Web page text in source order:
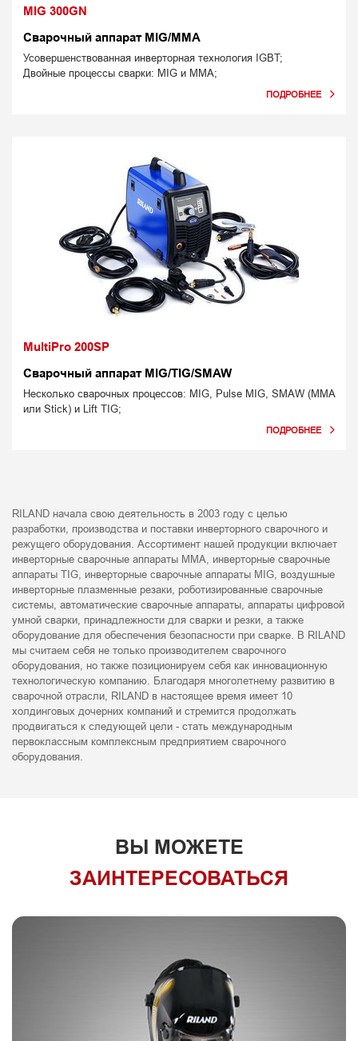
MIG 300GN
Сварочный аппарат MIG/MMA
Усовершенствованная инверторная технология IGBT;
Двойные процессы сварки: MIG и MMA;
MultiPro 200SP
Сварочный аппарат MIG/TIG/SMAW
Несколько сварочных процессов: MIG, Pulse MIG, SMAW (MMA
или Stick) и Lift TIG;
RILAND начала свою деятельность в 2003 году с целью
разработки, производства и поставки инверторного сварочного и
режущего оборудования. Ассортимент нашей продукции включает
инверторные сварочные аппараты MMA, инверторные сварочные
аппараты TIG, инверторные сварочные аппараты MIG, воздушные
инверторные плазменные резаки, роботизированные сварочные
системы, автоматические сварочные аппараты, аппараты цифровой
умной сварки, принадлежности для сварки и резки, а также
оборудование для обеспечения безопасности при сварке. В RILAND
мы считаем себя не только производителем сварочного
оборудования, но также позиционируем себя как инновационную
технологическую компанию. Благодаря многолетнему развитию в
сварочной отрасли, RILAND в настоящее время имеет 10
холдинговых дочерних компаний и стремится продолжать
продвигаться к следующей цели - стать международным
первоклассным комплексным предприятием сварочного
оборудования.
ВЫ МОЖЕТЕ
ЗАИНТЕРЕСОВАТЬСЯ